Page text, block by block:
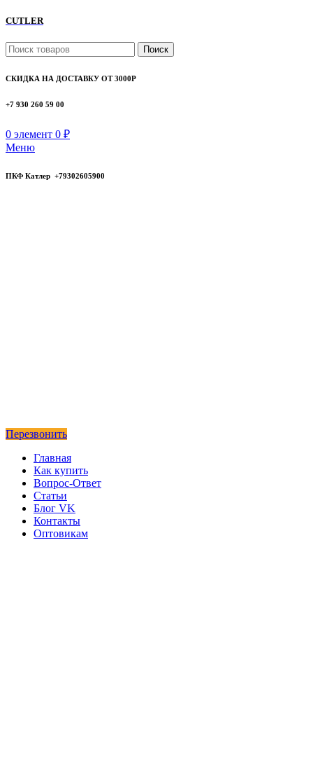
CUTLER
Поиск
СКИДКА НА ДОСТАВКУ ОТ 3000Р
+7 930 260 59 00
0 элемент 0 ₽
Меню
ПКФ Катлер +79302605900
Перезвонить
Главная
Как купить
Вопрос-Ответ
Статьи
Блог VK
Контакты
Оптовикам